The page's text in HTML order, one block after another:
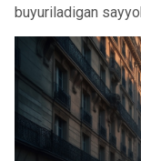
buyuriladigan